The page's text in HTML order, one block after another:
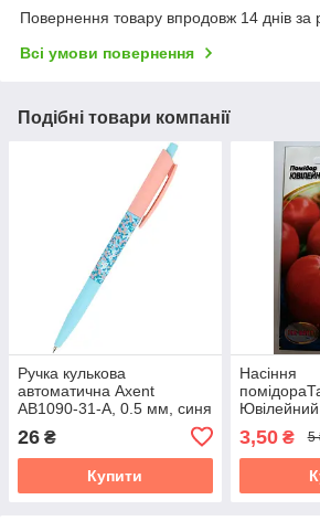
Повернення товару впродовж 14 днів за
Всі умови повернення
Подібні товари компанії
Ручка кулькова
автоматична Axent
AB1090-31-A, 0.5 мм, синя
26 ₴
Купити
Насіння
31.10.2026
3,50₴ 5